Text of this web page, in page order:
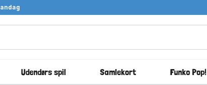
Udendørs spil Samlekort Funko Pop!